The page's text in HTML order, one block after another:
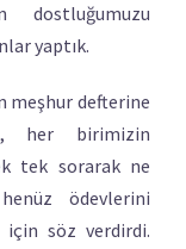
dostluğumuzu
yaptık.
meşhur defterine
her birimizin
tek sorarak ne
ödevlerini
söz verdirdi.